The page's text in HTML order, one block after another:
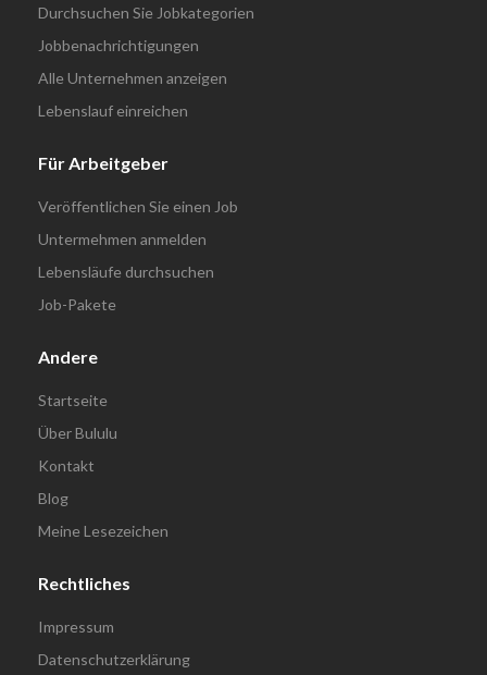
Durchsuchen Sie Jobkategorien
Jobbenachrichtigungen
Alle Unternehmen anzeigen
Lebenslauf einreichen
Für Arbeitgeber
Veröffentlichen Sie einen Job
Untermehmen anmelden
Lebensläufe durchsuchen
Job-Pakete
Andere
Startseite
Über Bululu
Kontakt
Blog
Meine Lesezeichen
Rechtliches
Impressum
Datenschutzerklärung